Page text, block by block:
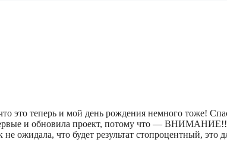
это теперь и мой день рождения немного тоже!
первые и обновила проект, потому что —
ожидала, что будет результат стопроцентный, это